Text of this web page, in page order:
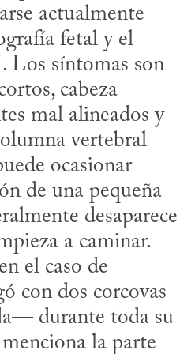
actualmente
fetal y el
Los síntomas son
cabeza
mal alineados y
vertebral
ocasionar
de una pequeña
desaparece
a caminar.
el caso de
con dos corcovas
durante toda su
la parte